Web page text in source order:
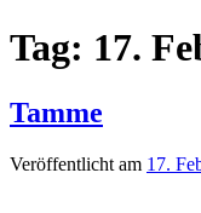
Tag: 17.
Tamme
Veröffentlicht am 17.